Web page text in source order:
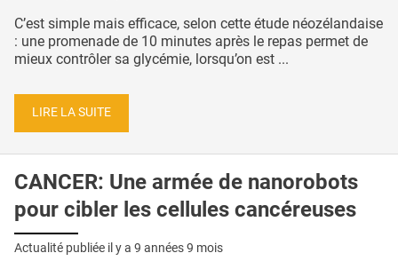
C’est simple mais efficace, selon cette étude néozélandaise
: une promenade de 10 minutes après le repas permet de
mieux contrôler sa glycémie, lorsqu’on est ...
LIRE LA SUITE
CANCER: Une armée de nanorobots
pour cibler les cellules cancéreuses
Actualité publiée il y a 9 années 9 mois